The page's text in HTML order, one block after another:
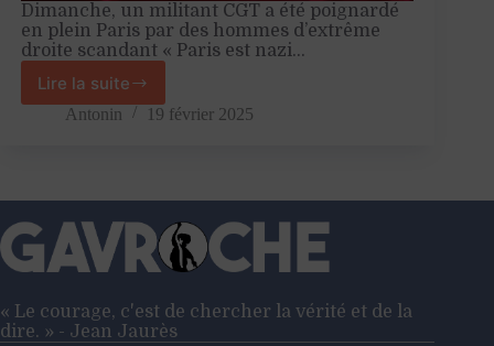
Dimanche, un militant CGT a été poignardé
en plein Paris par des hommes d’extrême
droite scandant « Paris est nazi…
Lire la suite
Agression
d’un
le
néonazisme
décomplexé
Antonin 19 février 2025
« Le courage, c'est de chercher la vérité et de la
dire. » - Jean Jaurès